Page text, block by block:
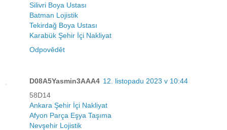
Silivri Boya Ustası
Batman Lojistik
Tekirdağ Boya Ustası
Karabük Şehir İçi Nakliyat
Odpovědět
D08A5Yasmin3AAA4 12. listopadu 2023 v 10:44
58D14
Ankara Şehir İçi Nakliyat
Afyon Parça Eşya Taşıma
Nevşehir Lojistik